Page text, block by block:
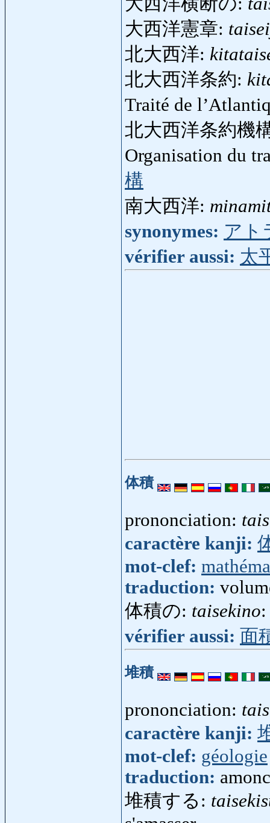
大西洋憲章:
北大西洋:
北大西洋条約:
Traité de
北大西洋条約機
Organisation du
構
南大西洋:
synonymes: アト
vérifier aussi: 太
体積
prononciation:
caractère kanji:
mot-clef:
traduction:
体積の: taisekino
vérifier aussi: 面
堆積
prononciation:
caractère kanji:
mot-clef: géologie
traduction:
堆積する: